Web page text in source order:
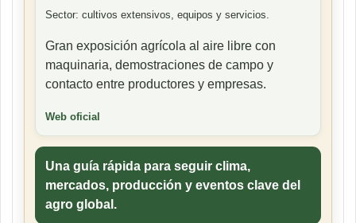
Sector: cultivos extensivos, equipos y servicios.
Gran exposición agrícola al aire libre con
maquinaria, demostraciones de campo y
contacto entre productores y empresas.
Web oficial
Una guía rápida para seguir clima,
mercados, producción y eventos clave del
agro global.